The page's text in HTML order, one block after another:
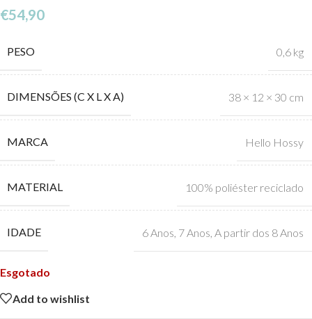
€54,90
PESO 0,6 kg
DIMENSÕES (C X L X A) 38 × 12 × 30 cm
MARCA Hello Hossy
MATERIAL 100% poliéster reciclado
IDADE 6 Anos 7 Anos A partir dos 8 Anos
Esgotado
Add to wishlist